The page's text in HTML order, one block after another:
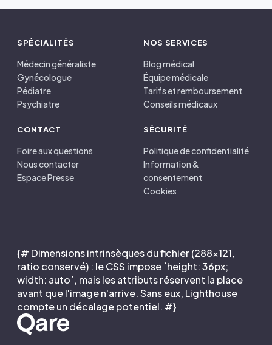
SPÉCIALITÉS
Médecin généraliste
Gynécologue
Pédiatre
Psychiatre
NOS SERVICES
Blog médical
Équipe médicale
Tarifs et remboursement
Conseils médicaux
CONTACT
Foire aux questions
Nous contacter
Espace Presse
SÉCURITÉ
Politique de confidentialité
Information &
consentement
Cookies
{# Dimensions intrinsèques du fichier (288×121,
ratio conservé) : le CSS impose `height: 36px;
width: auto`, mais les attributs réservent la place
avant que l'image n'arrive. Sans eux, Lighthouse
compte un décalage potentiel. #}